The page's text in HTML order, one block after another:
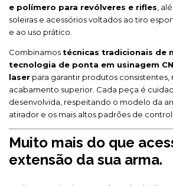
e polímero para revólveres e rifles ,
soleiras e acessórios voltados ao tiro
e ao uso prático.
Combinamos técnicas tradicionais de
tecnologia de ponta em usinagem
laser para garantir produtos consistentes,
acabamento superior. Cada peça é
desenvolvida, respeitando o modelo da
atirador e os mais altos padrões de
Muito mais do que
extensão da sua arma.